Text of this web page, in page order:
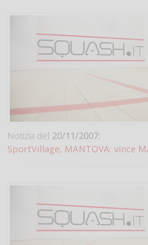
Notizia del 20/11/2007:
SportVillage, MANTOVA: vince